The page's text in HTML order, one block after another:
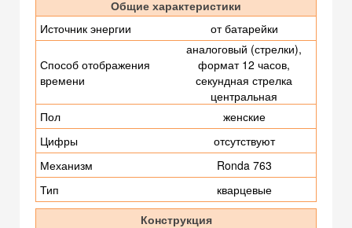
Общие характеристики
Источник энергии
от батарейки
Способ отображения
времени
аналоговый (стрелки),
формат 12 часов,
секундная стрелка
центральная
Пол
женские
Цифры
отсутствуют
Механизм
Ronda 763
Тип
кварцевые
Конструкция